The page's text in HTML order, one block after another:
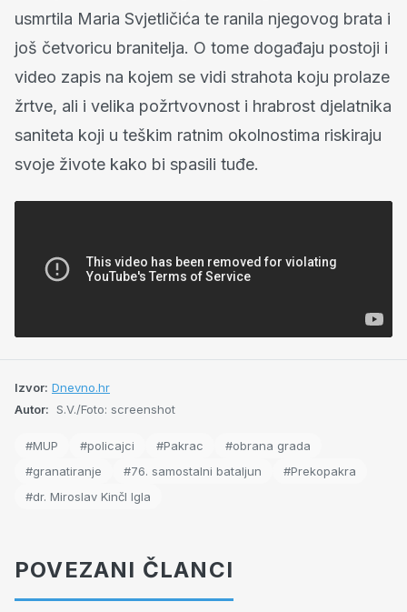
usmrtila Maria Svjetličića te ranila njegovog brata i
još četvoricu branitelja. O tome događaju postoji i
video zapis na kojem se vidi strahota koju prolaze
žrtve, ali i velika požrtvovnost i hrabrost djelatnika
saniteta koji u teškim ratnim okolnostima riskiraju
svoje živote kako bi spasili tuđe.
Izvor: Dnevno.hr
Autor: S.V./Foto: screenshot
#MUP #policajci #Pakrac
#obrana grada
#granatiranje
#76. samostalni bataljun
#Prekopakra
#dr. Miroslav Kinčl Igla
POVEZANI ČLANCI